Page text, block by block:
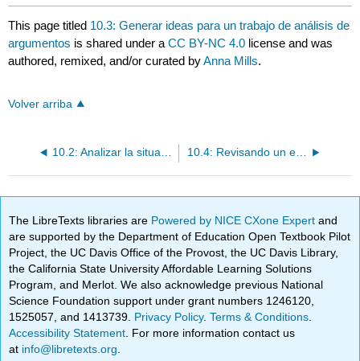
This page titled 10.3: Generar ideas para un trabajo de análisis de
argumentos is shared under aCC BY-NC 4.0 license and was
authored, remixed, and/or curated byAnna Mills.
Volver arriba
10.2: Analizar la situación de un argumento (Kairos, o la situación retórica) 10.4: Revisando un ensayo de análisis de argumentos
The LibreTexts libraries are Powered by NICE CXone Expertand
are supported by the Department of Education Open Textbook Pilot
Project, the UC Davis Office of the Provost, the UC Davis Library,
the California State University Affordable Learning Solutions
Program, and Merlot. We also acknowledge previous National
Science Foundation support under grant numbers 1246120,
1525057, and 1413739. Privacy Policy.Terms & Conditions
Accessibility Statement . For more information contact us
at info@libretexts.org